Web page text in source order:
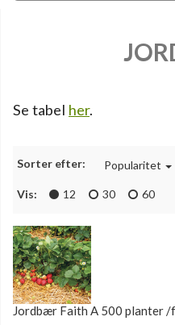
Se tabel her.
Sorter efter: Popularitet
Vis: 12 30 60
Jordbær Faith A 500 planter /